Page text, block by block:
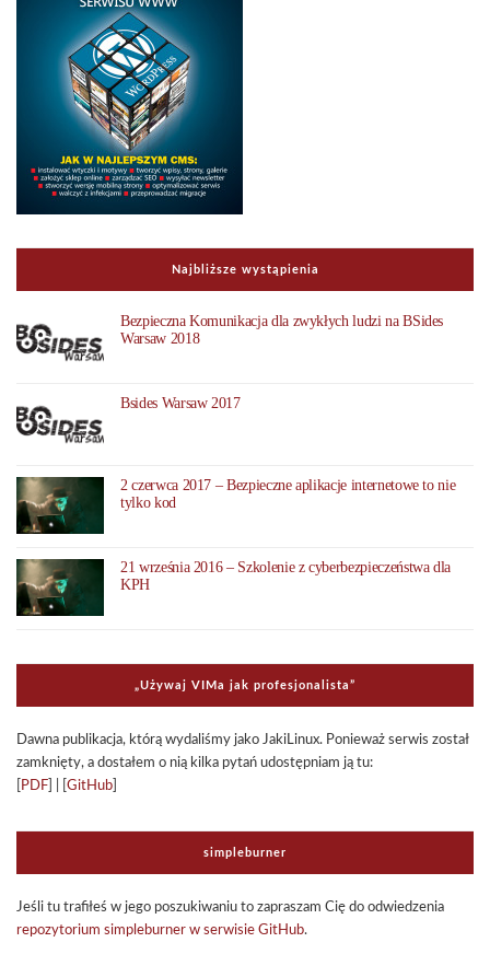
Najbliższe wystąpienia
Bezpieczna Komunikacja dla zwykłych ludzi na BSides
Warsaw 2018
Bsides Warsaw 2017
2 czerwca 2017 – Bezpieczne aplikacje internetowe to nie
tylko kod
21 września 2016 – Szkolenie z cyberbezpieczeństwa dla
KPH
„Uży­waj VIMa jak pro­fe­sjo­na­li­sta”
Dawna publi­ka­cja, którą wyda­li­śmy jako Jaki­Li­nux. Ponie­waż ser­wis został
zamknięty, a dosta­łem o nią kilka pytań udo­stęp­niam ją tu:
PDF GitHub
sim­ple­bur­ner
Jeśli tu tra­fi­łeś w jego poszu­ki­wa­niu to zapra­szam Cię do odwie­dze­nia
repo­zy­to­rium sim­ple­bur­ner w ser­wi­sie GitHub.